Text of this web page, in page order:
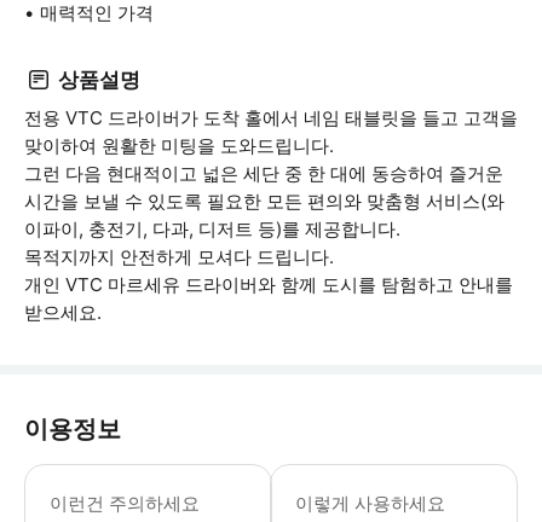
매력적인 가격
상품설명
전용 VTC 드라이버가 도착 홀에서 네임 태블릿을 들고 고객을
맞이하여 원활한 미팅을 도와드립니다.
그런 다음 현대적이고 넓은 세단 중 한 대에 동승하여 즐거운
시간을 보낼 수 있도록 필요한 모든 편의와 맞춤형 서비스(와
이파이, 충전기, 다과, 디저트 등)를 제공합니다.
목적지까지 안전하게 모셔다 드립니다.
개인 VTC 마르세유 드라이버와 함께 도시를 탐험하고 안내를
받으세요.
이용정보
이런건 주의하세요 이렇게 사용하세요